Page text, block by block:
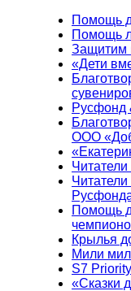
Помощь
Помощь
Защитим
«Дети
Русфонд
ООО
Помощь
Крылья
Мили
S7
«Сказки